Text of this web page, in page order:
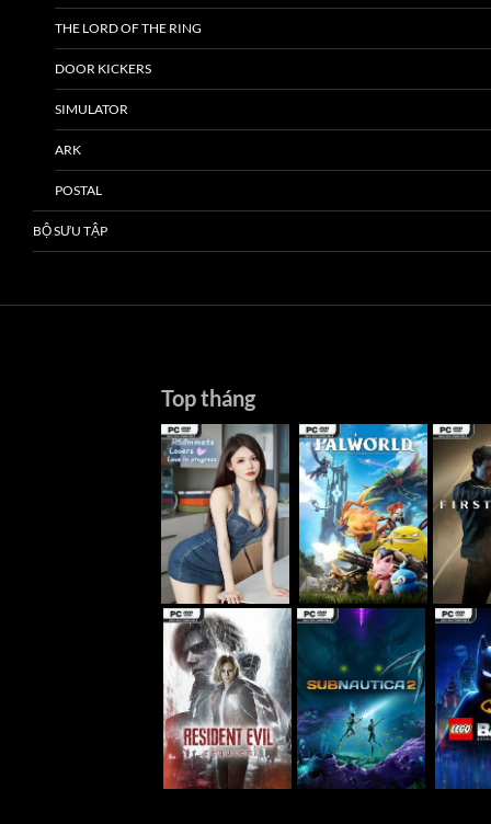
THE LORD OF THE RING
DOOR KICKERS
SIMULATOR
ARK
POSTAL
BỘ SƯU TẬP
Top tháng